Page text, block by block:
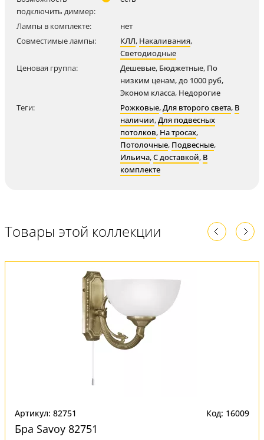
подключить диммер:
Лампы в комплекте:
нет
Совместимые лампы:
КЛЛ, Накаливания,
Светодиодные
Ценовая группа:
Дешевые, Бюджетные, По
низким ценам, до 1000 руб,
Эконом класса, Недорогие
Теги:
Рожковые,Для второго света, В
наличии,Для подвесных
потолков, На тросах,
Потолочные, Подвесные,
Ильича,С доставкой, В
комплекте
Товары этой коллекции
Артикул: 82751 Код: 16009
Бра Savoy 82751